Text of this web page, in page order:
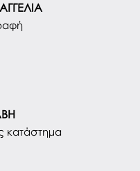
κατάστημα